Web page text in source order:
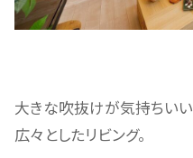
大きな吹抜けが気持ちいい
広々としたリビング。